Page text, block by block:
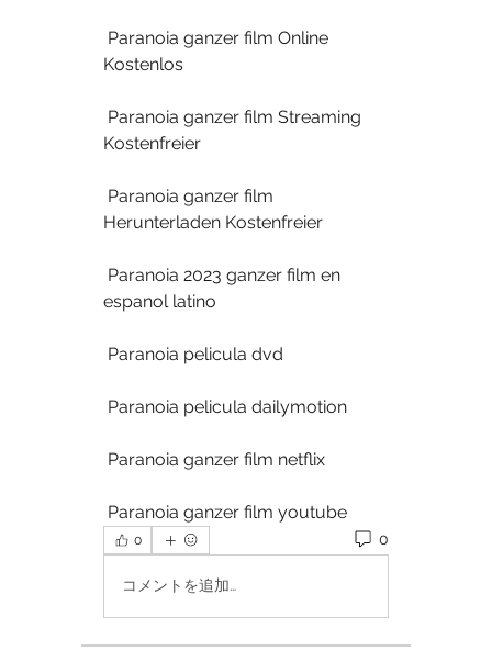
Kostenlos
Kostenfreier
Herunterladen Kostenfreier
espanol latino
Paranoia pelicula dvd
Paranoia pelicula dailymotion
Paranoia ganzer film netflix
Paranoia ganzer film youtube
0 0
コメントを追加…